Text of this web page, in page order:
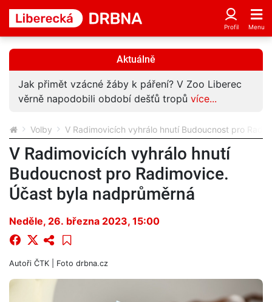
Aktuálně
Jak přimět vzácné žáby k páření? V Zoo Liberec
věrně napodobili období dešťů tropů více...
Volby V Radimovicích vyhrálo hnutí Budoucnost pro
V Radimovicích vyhrálo hnutí
Budoucnost pro Radimovice.
Účast byla nadprůměrná
Neděle, 26. března 2023, 15:00
Autoři ČTK | Foto drbna.cz